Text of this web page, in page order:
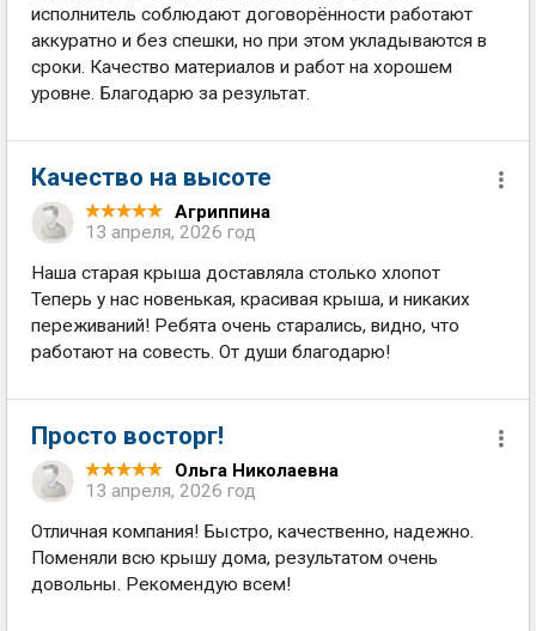
исполнитель соблюдают договорённости работают
аккуратно и без спешки, но при этом укладываются в
сроки. Качество материалов и работ на хорошем
уровне. Благодарю за результат.
Качество на высоте
Агриппина
13 апреля, 2026 год
Наша старая крыша доставляла столько хлопот
Теперь у нас новенькая, красивая крыша, и никаких
переживаний! Ребята очень старались, видно, что
работают на совесть. От души благодарю!
Просто восторг!
Ольга Николаевна
13 апреля, 2026 год
Отличная компания! Быстро, качественно, надежно.
Поменяли всю крышу дома, результатом очень
довольны. Рекомендую всем!